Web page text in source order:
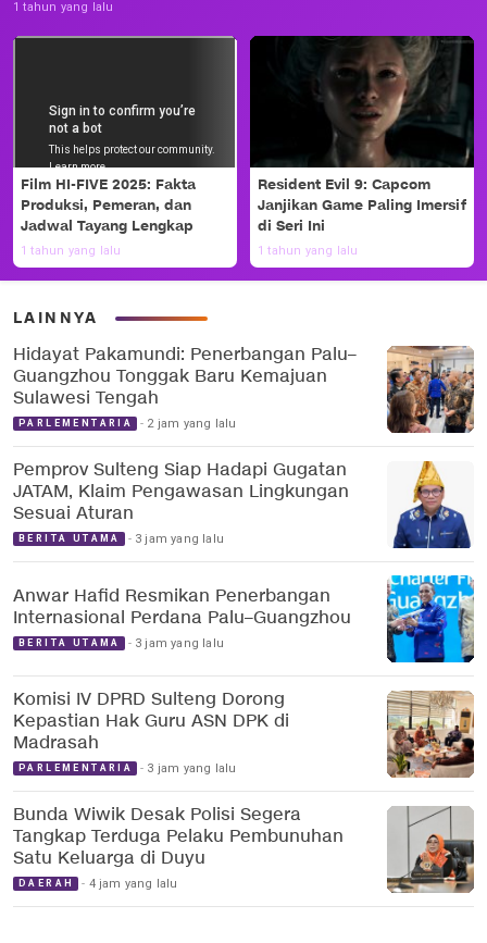
1 tahun yang lalu
Film HI-FIVE 2025: Fakta
Produksi, Pemeran, dan
Jadwal Tayang Lengkap
1 tahun yang lalu
Resident Evil 9: Capcom
Janjikan Game Paling Imersif
di Seri Ini
1 tahun yang lalu
LAINNYA
Hidayat Pakamundi: Penerbangan Palu–
Guangzhou Tonggak Baru Kemajuan
Sulawesi Tengah
PARLEMENTARIA 2 jam yang lalu
Pemprov Sulteng Siap Hadapi Gugatan
JATAM, Klaim Pengawasan Lingkungan
Sesuai Aturan
BERITA UTAMA 3 jam yang lalu
Anwar Hafid Resmikan Penerbangan
Internasional Perdana Palu–Guangzhou
BERITA UTAMA 3 jam yang lalu
Komisi IV DPRD Sulteng Dorong
Kepastian Hak Guru ASN DPK di
Madrasah
PARLEMENTARIA 3 jam yang lalu
Bunda Wiwik Desak Polisi Segera
Tangkap Terduga Pelaku Pembunuhan
Satu Keluarga di Duyu
DAERAH 4 jam yang lalu